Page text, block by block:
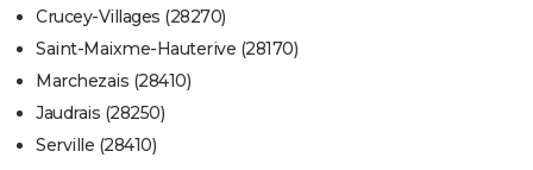
Crucey-Villages (28270)
Saint-Maixme-Hauterive (28170)
Marchezais (28410)
Jaudrais (28250)
Serville (28410)